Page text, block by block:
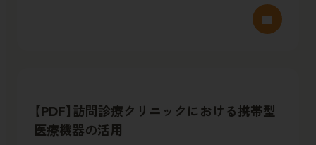
【PDF】訪問診療クリニックにおける携帯型
医療機器の活用